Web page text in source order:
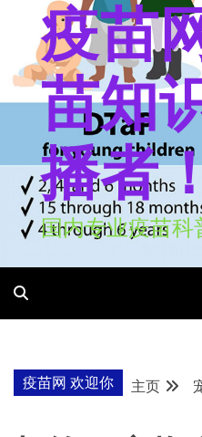
疫苗
苗知
播者
国内专业疫苗科
疫苗网 欢迎你 主页